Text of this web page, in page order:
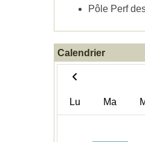
Pôle Perf
Calendrier
Lu Ma